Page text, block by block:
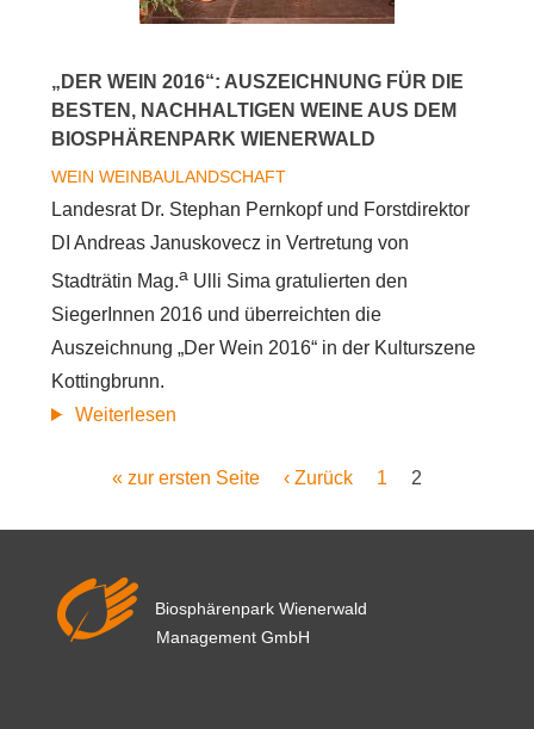
Traubensäfte
dem
Biosphärenpark
„DER WEIN 2016“: AUSZEICHNUNG FÜR DIE
BESTEN, NACHHALTIGEN WEINE AUS DEM
BIOSPHÄRENPARK WIENERWALD
WEIN WEINBAULANDSCHAFT
Landesrat Dr. Stephan Pernkopf und Forstdirektor
DI Andreas Januskovecz in Vertretung von
Stadträtin Mag.a Ulli Sima gratulierten den
SiegerInnen 2016 und überreichten die
Auszeichnung „Der Wein 2016“ in der Kulturszene
Kottingbrunn.
Weiterlesen
Wein
die
besten,
Seitennummerierung
Erste
« zur ersten Seite
Vorherige
‹ Zurück Seite
1
Aktuelle
2
Biosphärenpark Wienerwald
Management GmbH